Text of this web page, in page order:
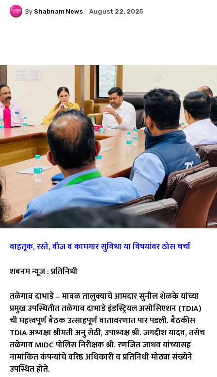
By Shabnam News August 22, 2025
वाहतूक, रस्ते, वीज व कामगार सुविधा या विषयांवर ठोस चर्चा
शबनम न्यूज : प्रतिनिधी
तळेगाव दाभाडे – मावळ तालुक्याचे आमदार सुनील शेळके यांच्या
प्रमुख उपस्थितीत तळेगाव दाभाडे इंडस्ट्रियल असोसिएशन (TDIA)
ची महत्त्वपूर्ण बैठक उत्साहपूर्ण वातावरणात पार पडली. बैठकीस
TDIA अध्यक्षा श्रीमती अनु सेठी, उपाध्यक्ष श्री. जगदीश यादव, तसेच
तळेगाव MIDC पोलिस निरीक्षक श्री. रणजित जाधव यांच्यासह
नामांकित कंपन्यांचे वरिष्ठ अधिकारी व प्रतिनिधी मोठ्या संख्येने
उपस्थित होते.